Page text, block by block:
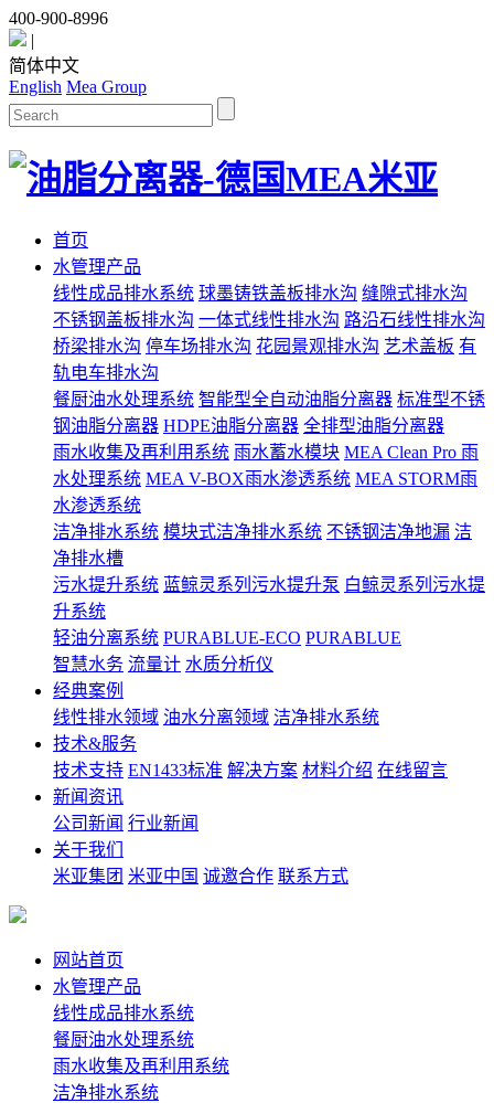
400-900-8996
|
简体中文
English Mea Group
首页
水管理产品
线性成品排水系统 球墨铸铁盖板排水沟 缝隙式排水沟
不锈钢盖板排水沟 一体式线性排水沟 路沿石线性排水沟
桥梁排水沟 停车场排水沟 花园景观排水沟 艺术盖板 有
轨电车排水沟
餐厨油水处理系统 智能型全自动油脂分离器 标准型不锈
钢油脂分离器 HDPE油脂分离器 全排型油脂分离器
雨水收集及再利用系统 雨水蓄水模块 MEA Clean Pro 雨
水处理系统 MEA V-BOX雨水渗透系统 MEA STORM雨
水渗透系统
洁净排水系统 模块式洁净排水系统 不锈钢洁净地漏 洁
净排水槽
污水提升系统 蓝鲸灵系列污水提升泵 白鲸灵系列污水提
升系统
轻油分离系统 PURABLUE-ECO PURABLUE
智慧水务 流量计 水质分析仪
经典案例
线性排水领域 油水分离领域 洁净排水系统
技术&服务
技术支持 EN1433标准 解决方案 材料介绍 在线留言
新闻资讯
公司新闻 行业新闻
关于我们
米亚集团 米亚中国 诚邀合作 联系方式
网站首页
水管理产品
线性成品排水系统
餐厨油水处理系统
雨水收集及再利用系统
洁净排水系统